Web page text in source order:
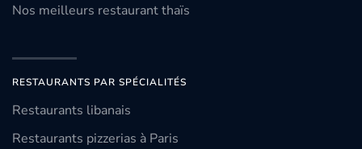
Nos meilleurs restaurant thaïs
RESTAURANTS PAR SPÉCIALITÉS
Restaurants libanais
Restaurants pizzerias à Paris